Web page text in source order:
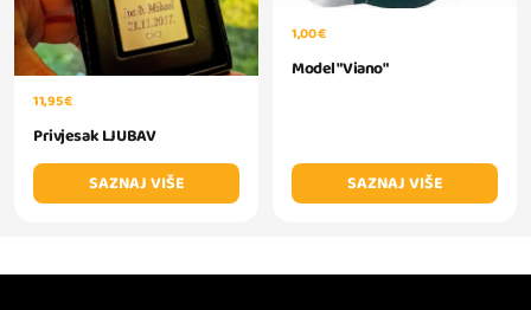
11,95 €
Privjesak LJUBAV
SAZNAJ VIŠE
1,00 €
Model "Viano"
SAZNAJ VIŠE